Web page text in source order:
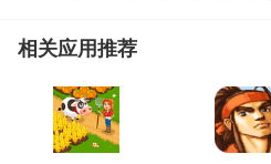
相关应用推荐